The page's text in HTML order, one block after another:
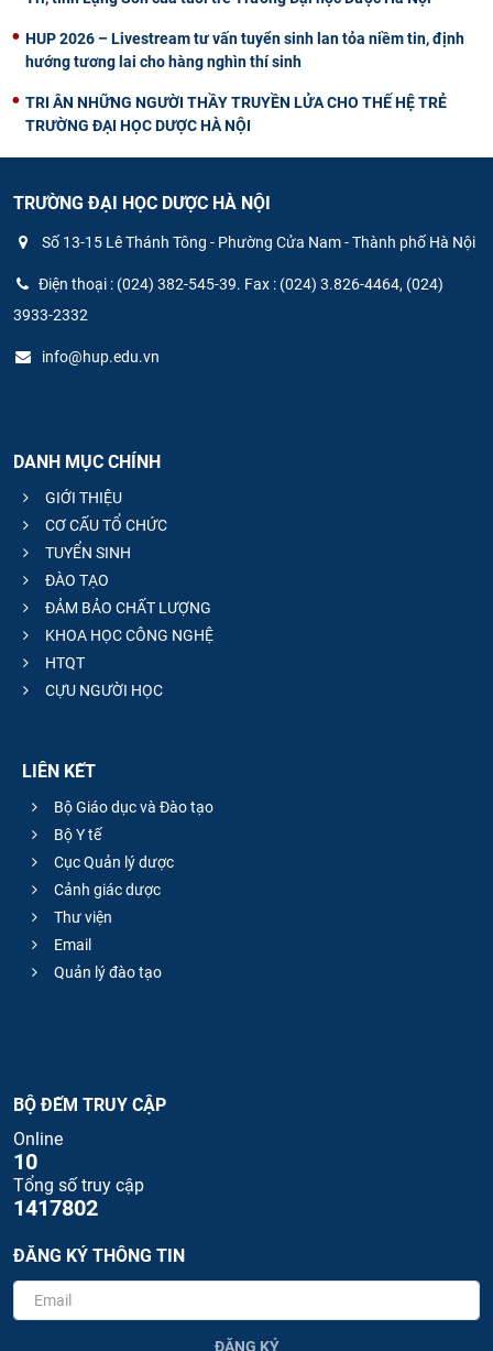
HUP 2026 – Livestream tư vấn tuyển sinh lan tỏa niềm tin, định
hướng tương lai cho hàng nghìn thí sinh
TRI ÂN NHỮNG NGƯỜI THẦY TRUYỀN LỬA CHO THẾ HỆ TRẺ
TRƯỜNG ĐẠI HỌC DƯỢC HÀ NỘI
TRƯỜNG ĐẠI HỌC DƯỢC HÀ NỘI
Số 13-15 Lê Thánh Tông - Phường Cửa Nam - Thành phố Hà Nội
Điện thoại : (024) 382-545-39. Fax : (024) 3.826-4464, (024)
3933-2332
info@hup.edu.vn
DANH MỤC CHÍNH
GIỚI THIỆU
CƠ CẤU TỔ CHỨC
TUYỂN SINH
ĐÀO TẠO
ĐẢM BẢO CHẤT LƯỢNG
KHOA HỌC CÔNG NGHỆ
HTQT
CỰU NGƯỜI HỌC
LIÊN KẾT
Bộ Giáo dục và Đào tạo
Bộ Y tế
Cục Quản lý dược
Cảnh giác dược
Thư viện
Email
Quản lý đào tạo
BỘ ĐẾM TRUY CẬP
Online
10
Tổng số truy cập
1417802
ĐĂNG KÝ THÔNG TIN
ĐĂNG KÝ